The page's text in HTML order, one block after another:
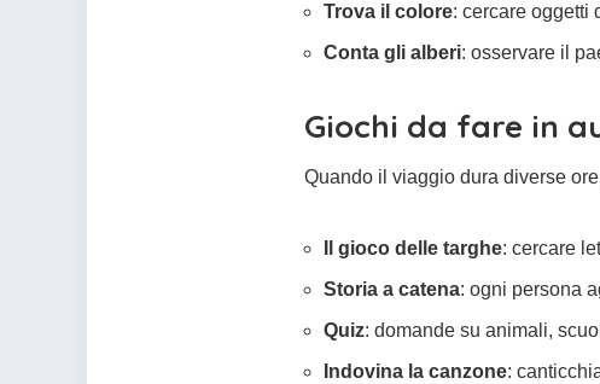
Trova il colore: cercare oggetti
Conta gli alberi: osservare il
Giochi da fare in
Quando il viaggio dura diverse
Il gioco delle targhe: cercare
Storia a catena: ogni persona
Quiz: domande su animali,
Indovina la canzone: